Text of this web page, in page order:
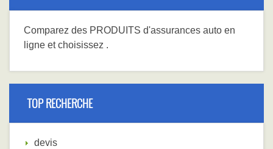
Comparez des PRODUITS d'assurances auto en
ligne et choisissez .
TOP RECHERCHE
devis